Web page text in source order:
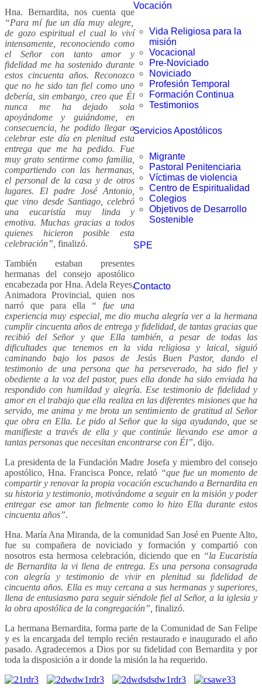
Vocación
Vida Religiosa para la
misión
Vocacional
Pre-Noviciado
Noviciado
Profesión Temporal
Formación Continua
Testimonios
Servicios Apostólicos
Migrante
Pastoral Penitenciaria
Víctimas de violencia
Centro de Espiritualidad
Colegios
Objetivos de Desarrollo
Sostenible
SPE
Contacto
Hna. Bernardita, nos cuenta que
“Para mí fue un día muy alegre,
de gozo espiritual el cual lo viví
intensamente, reconociendo como
el Señor con tanto amor y
fidelidad me ha sostenido durante
estos cincuenta años. Reconozco
que no he sido tan fiel como uno
debería, sin embargo, creo que Él
nunca me ha dejado sola
apoyándome y guiándome, en
consecuencia, he podido llegar a
celebrar este día en plenitud esta
entrega que me ha pedido. Fue
muy grato sentirme como familia,
compartiendo con las hermanas,
el personal de la casa y de otros
lugares. El padre José Antonio,
que vino desde Santiago, celebró
una eucaristía muy linda y
emotiva. Muchas gracias a todos
quienes hicieron posible esta
celebración”, finalizó.
También estaban presentes
hermanas del consejo apostólico
encabezada por Hna. Adela Reyes,
Animadora Provincial, quien nos
narró que para ella “ fue una
experiencia muy especial, me dio mucha alegría ver a la hermana
cumplir cincuenta años de entrega y fidelidad, de tantas gracias que
recibió del Señor y que Ella también, a pesar de todas las
dificultades que tenemos en la vida religiosa y laical, siguió
caminando bajo los pasos de Jesús Buen Pastor, dando el
testimonio de una persona que ha perseverado, ha sido fiel y
obediente a la voz del pastor, pues ella donde ha sido enviada ha
respondido con humildad y alegría. Ese testimonio de fidelidad y
amor en el trabajo que ella realiza en las diferentes misiones que ha
servido, me anima y me brota un sentimiento de gratitud al Señor
que obra en Ella. Le pido al Señor que la siga ayudando, que se
manifieste a través de ella y que continúe llevando ese amor a
tantas personas que necesitan encontrarse con Él”, dijo.
La presidenta de la Fundación Madre Josefa y miembro del consejo
apostólico, Hna. Francisca Ponce, relató “que fue un momento de
compartir y renovar la propia vocación escuchando a Bernardita en
su historia y testimonio, motivándome a seguir en la misión y poder
entregar ese amor tan fielmente como lo hizo Ella durante estos
cincuenta años”.
Hna. María Ana Miranda, de la comunidad San José en Puente Alto,
fue su compañera de noviciado y formación y compartió con
nosotros esta hermosa celebración, diciendo que en “la Eucaristía
de Bernardita la vi llena de entrega. Es una persona consagrada
con alegría y testimonio de vivir en plenitud su fidelidad de
cincuenta años. Ella es muy cercana a sus hermanas y superiores,
llena de entusiasmo para seguir siéndole fiel al Señor, a la iglesia y
la obra apostólica de la congregación”, finalizó.
La hermana Bernardita, forma parte de la Comunidad de San Felipe
y es la encargada del templo recién restaurado e inaugurado el año
pasado. Agradecemos a Dios por su fidelidad con Bernardita y por
toda la disposición a ir donde la misión la ha requerido.